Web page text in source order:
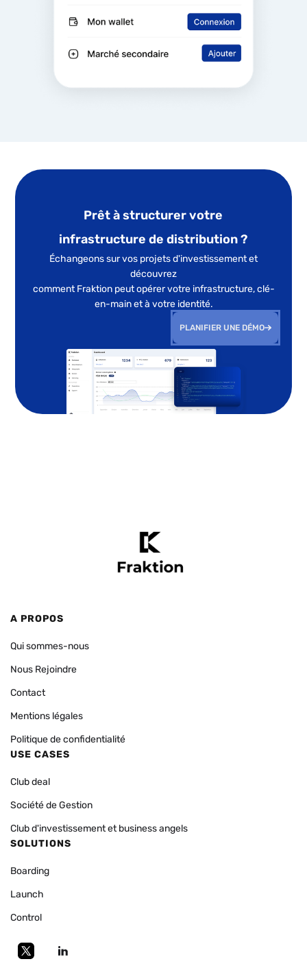
Prêt à structurer votre
infrastructure de distribution ?
Échangeons sur vos projets d'investissement et
découvrez
comment Fraktion peut opérer votre infrastructure, clé-
en-main et à votre identité.
PLANIFIER UNE DÉMO
A PROPOS
Qui sommes-nous
Nous Rejoindre
Contact
Mentions légales
Politique de confidentialité
USE CASES
Club deal
Société de Gestion
Club d'investissement et business angels
SOLUTIONS
Boarding
Launch
Control